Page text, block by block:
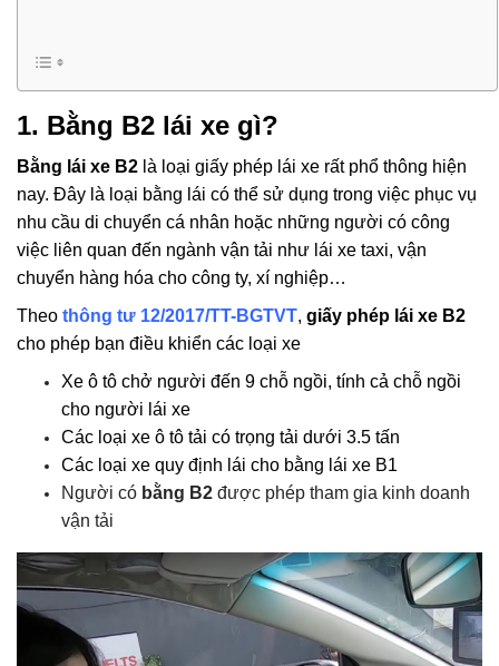
1. Bằng B2 lái xe gì?
Bằng lái xe B2 là loại giấy phép lái xe rất phổ thông hiện
nay. Đây là loại bằng lái có thể sử dụng trong việc phục vụ
nhu cầu di chuyển cá nhân hoặc những người có công
việc liên quan đến ngành vận tải như lái xe taxi, vận
chuyển hàng hóa cho công ty, xí nghiệp…
Theo thông tư 12/2017/TT-BGTVT, giấy phép lái xe B2
cho phép bạn điều khiển các loại xe
Xe ô tô chở người đến 9 chỗ ngồi, tính cả chỗ ngồi
cho người lái xe
Các loại xe ô tô tải có trọng tải dưới 3.5 tấn
Các loại xe quy định lái cho bằng lái xe B1
Người có bằng B2 được phép tham gia kinh doanh
vận tải